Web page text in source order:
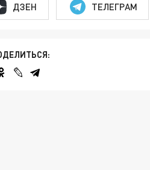
ДЗЕН ТЕЛЕГРАМ